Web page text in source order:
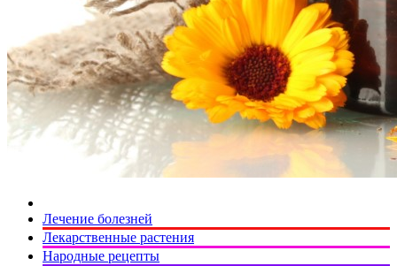
Лечение болезней
Лекарственные растения
Народные рецепты